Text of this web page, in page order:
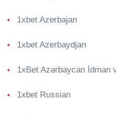
1xbet Azerbajan
1xbet Azerbaydjan
1xBet Azərbaycan İdman
1xbet Russian